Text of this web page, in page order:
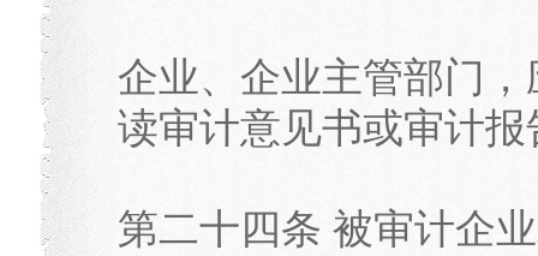
企业、企业主管部门
读审计意见书或审计报
第二十四条 被审计企